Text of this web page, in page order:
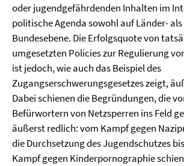
oder jugendgefährdenden Inhalten im
politische Agenda sowohl auf Länder-
Bundesebene. Die Erfolgsquote von
umgesetzten Policies zur Regulierung
ist jedoch, wie auch das Beispiel des
Zugangserschwerungsgesetzes zeigt,
Dabei schienen die Begründungen, die
Befürwortern von Netzsperren ins Feld
äußerst redlich: vom Kampf gegen
die Durchsetzung des Jugendschutzes
Kampf gegen Kinderpornographie